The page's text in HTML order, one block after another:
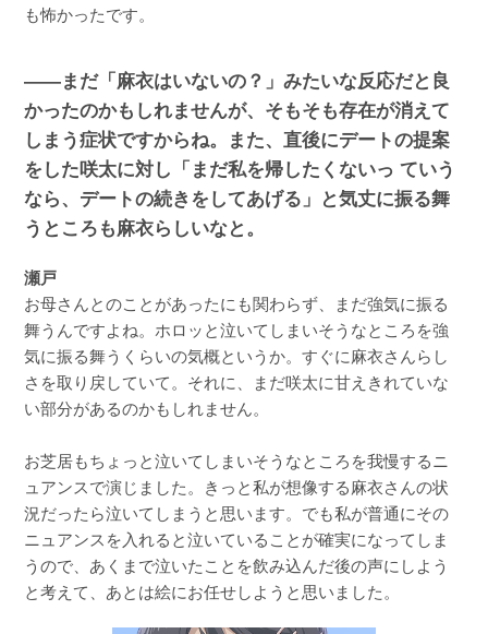
も怖かったです。
――まだ「麻衣はいないの？」みたいな反応だと良
かったのかもしれませんが、そもそも存在が消えて
しまう症状ですからね。また、直後にデートの提案
をした咲太に対し「まだ私を帰したくないっ ていう
なら、デートの続きをしてあげる」と気丈に振る舞
うところも麻衣らしいなと。
瀬戸
お母さんとのことがあったにも関わらず、まだ強気に振る
舞うんですよね。ホロッと泣いてしまいそうなところを強
気に振る舞うくらいの気概というか。すぐに麻衣さんらし
さを取り戻していて。それに、まだ咲太に甘えきれていな
い部分があるのかもしれません。
お芝居もちょっと泣いてしまいそうなところを我慢するニ
ュアンスで演じました。きっと私が想像する麻衣さんの状
況だったら泣いてしまうと思います。でも私が普通にその
ニュアンスを入れると泣いていることが確実になってしま
うので、あくまで泣いたことを飲み込んだ後の声にしよう
と考えて、あとは絵にお任せしようと思いました。